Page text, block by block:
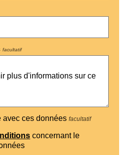
facultatif
avec ces donnéesfacultatif
concernant le